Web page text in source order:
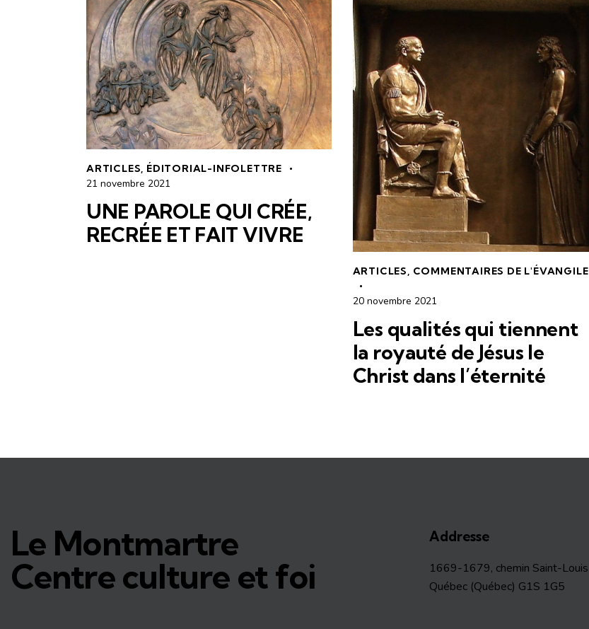
ARTICLES, ÉDITORIAL-INFOLETTRE
21 novembre 2021
UNE PAROLE QUI CRÉE,
RECRÉE ET FAIT VIVRE
ARTICLES, COMMENTAIRES DE L'ÉVANGILE
20 novembre 2021
Les qualités qui tiennent
la royauté de Jésus le
Christ dans l’éternité
Le Montmartre
Centre culture et foi
Addresse
1669-1679, chemin Saint-Louis
Québec (Québec) G1S 1G5